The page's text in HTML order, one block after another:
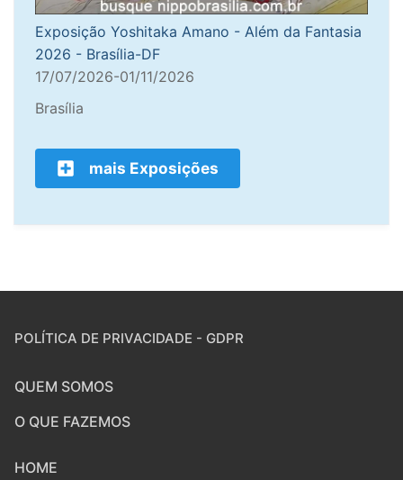
Exposição Yoshitaka Amano - Além da Fantasia
2026 - Brasília-DF
17/07/2026-01/11/2026
Brasília
mais Exposições
POLÍTICA DE PRIVACIDADE - GDPR
QUEM SOMOS
O QUE FAZEMOS
HOME